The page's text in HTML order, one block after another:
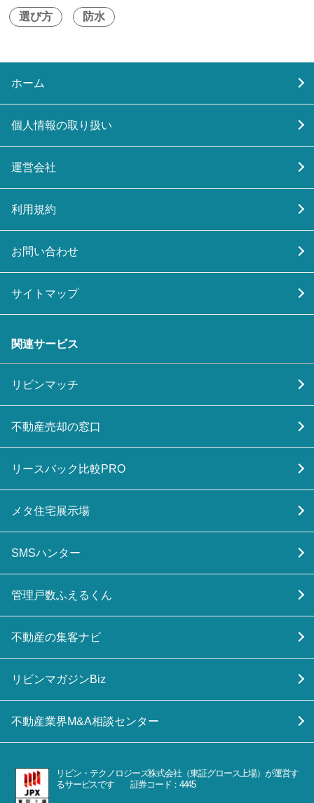
選び方 防水
ホーム
個人情報の取り扱い
運営会社
利用規約
お問い合わせ
サイトマップ
関連サービス
リビンマッチ
不動産売却の窓口
リースバック比較PRO
メタ住宅展示場
SMSハンター
管理戸数ふえるくん
不動産の集客ナビ
リビンマガジンBiz
不動産業界M&A相談センター
リビン・テクノロジーズ株式会社（東証グロース上場）が運営す
るサービスです 証券コード：4445